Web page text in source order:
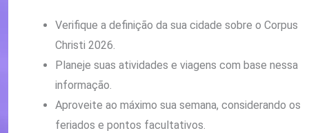
Verifique a definição da sua cidade sobre o Corpus
Christi 2026.
Planeje suas atividades e viagens com base nessa
informação.
Aproveite ao máximo sua semana, considerando os
feriados e pontos facultativos.